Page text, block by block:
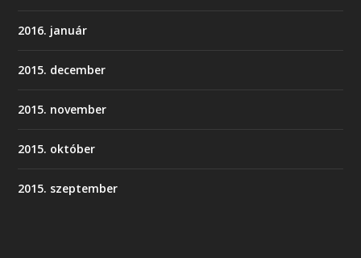
2016. január
2015. december
2015. november
2015. október
2015. szeptember